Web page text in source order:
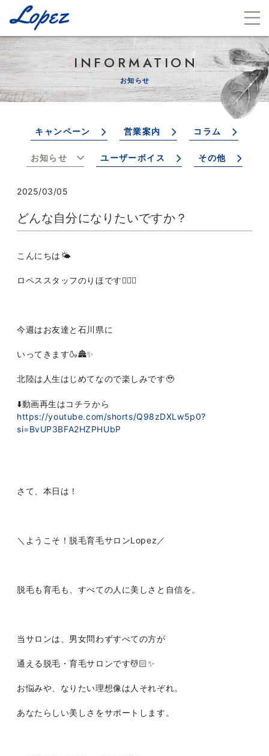
INFORMATION
お知らせ
キャンペーン 営業案内 コラム
お知らせ ユーザーボイス その他
2025/03/05
どんな自分になりたいですか？
こんにちは🌤️
ロペススタッフのりほです👩🏻‍⚕️
今週はお友達と石川県に
いってきます🍶🏯✨
北陸は人生はじめてなので楽しみです🥹
⬇️動画再生はコチラから
https://youtube.com/shorts/Q98zDXLw5p0?
si=BvUP3BFA2HZPHUbP
さて、本日は！
＼ようこそ！脱毛育毛サロンLopez／
脱毛も育毛も、すべての人に美しさと自信を。
当サロンは、男女問わずすべての方が
通える脱毛・育毛サロンです💆🏻✨
お悩みや、なりたい理想像は人それぞれ。
あなたらしい美しさをサポートします。